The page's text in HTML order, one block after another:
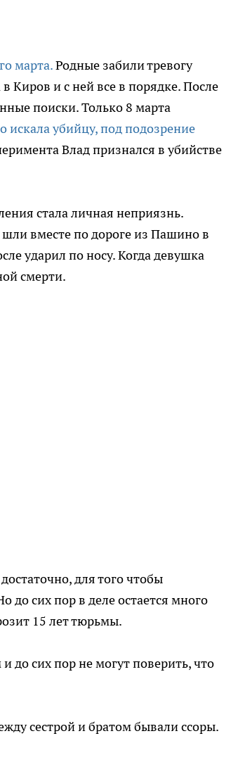
марта.Родные забили тревогу
Киров и с ней все в порядке. После
поиски. Только 8 марта
искала убийцу, под подозрение
Влад признался в убийстве
стала личная неприязнь.
шли вместе по дороге из Пашино в
ударил по носу. Когда девушка
смерти.
для того чтобы
до сих пор в деле остается много
15 лет тюрьмы.
сих пор не могут поверить, что
сестрой и братом бывали ссоры.